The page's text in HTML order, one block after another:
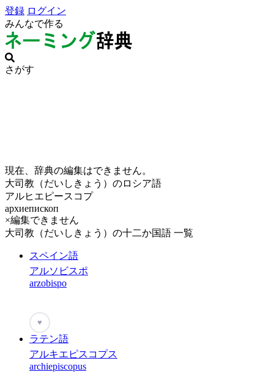
登録 ログイン
みんなで作る
さがす
現在、辞典の編集はできません。
大司教（だいしきょう）のロシア語
アルヒエピースコプ
архиепископ
×編集できません
大司教（だいしきょう）の十二か国語 一覧
スペイン語
アルソビスポ
arzobispo
♥
ラテン語
アルキエピスコプス
archiepiscopus